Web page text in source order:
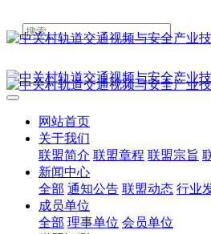
网站首页
关于我们
联盟简介 联盟章程 联盟宗旨
新闻中心
全部 通知公告 联盟动态 行业
成员单位
全部 理事单位 会员单位